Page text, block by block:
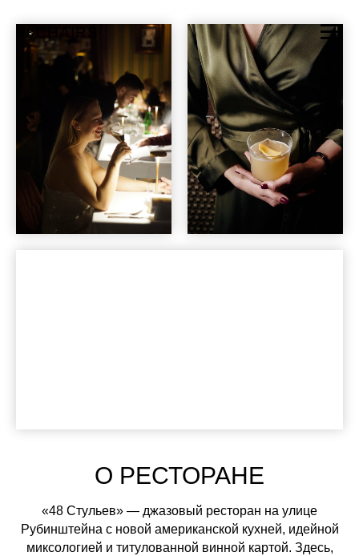
48CHAIRS
О РЕСТОРАНЕ
«48 Стульев» — джазовый ресторан на улице
Рубинштейна с новой американской кухней, идейной
миксологией и титулованной винной картой. Здесь,